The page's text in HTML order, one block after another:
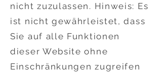
nicht zuzulassen. Hinweis: Es
ist nicht gewährleistet, dass
Sie auf alle Funktionen
dieser Website ohne
Einschränkungen zugreifen